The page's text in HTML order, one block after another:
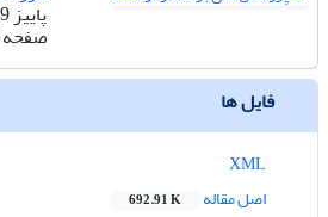
پاییز 1399
صفحه
فایل ها
اصل مقاله
692.91 K